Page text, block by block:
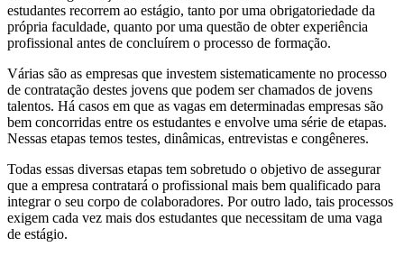
estudantes recorrem ao estágio, tanto por uma obrigatoriedade da
própria faculdade, quanto por uma questão de obter experiência
profissional antes de concluírem o processo de formação.
Várias são as empresas que investem sistematicamente no processo
de contratação destes jovens que podem ser chamados de jovens
talentos. Há casos em que as vagas em determinadas empresas são
bem concorridas entre os estudantes e envolve uma série de etapas.
Nessas etapas temos testes, dinâmicas, entrevistas e congêneres.
Todas essas diversas etapas tem sobretudo o objetivo de assegurar
que a empresa contratará o profissional mais bem qualificado para
integrar o seu corpo de colaboradores. Por outro lado, tais processos
exigem cada vez mais dos estudantes que necessitam de uma vaga
de estágio.